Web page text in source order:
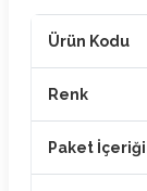
Ürün Kodu
Renk
Paket İçeriği